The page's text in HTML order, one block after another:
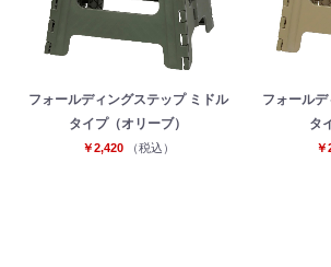
フォールディングステップ ミドル
タイプ（オリーブ）
￥2,420 （税込）
フォール
タ
￥